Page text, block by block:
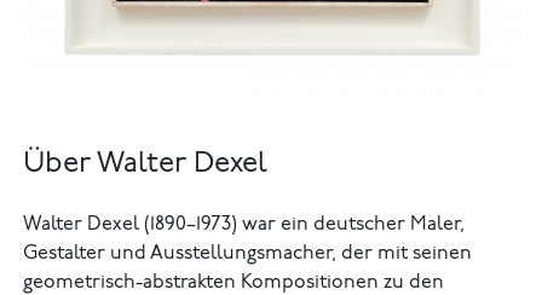
Über Walter Dexel
Walter Dexel (1890–1973) war ein deutscher Maler,
Gestalter und Ausstellungsmacher, der mit seinen
geometrisch-abstrakten Kompositionen zu den